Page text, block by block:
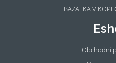
BAZALKA V
Obchodní